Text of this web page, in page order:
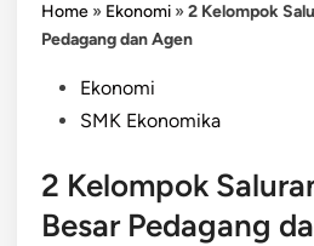
Home » Ekonomi »2 Kelompok
Pedagang dan Agen
PostedEkonomi
SMK Ekonomika
2 Kelompok
Besar Pedagang